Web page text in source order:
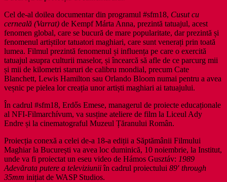
Cel de-al doilea documentar din programul #sfm18, Cusut cu
cerneală (Varrat) de Kempf Márta Anna, prezintă tatuajul, acest
fenomen global, care se bucură de mare popularitate, dar prezintă și
fenomenul artiștilor tatuatori maghiari, care sunt venerați prin toată
lumea. Filmul prezintă fenomenul și influența pe care o exercită
tatuajul asupra culturii maselor, și încearcă să afle de ce parcurg mii
și mii de kilometri staruri de calibru mondial, precum Cate
Blanchett, Lewis Hamilton sau Orlando Bloom numai pentru a avea
veșnic pe pielea lor creația unor artiști maghiari ai tatuajului.
În cadrul #sfm18, Erdős Emese, managerul de proiecte educaționale
al NFI-Filmarchívum, va susține ateliere de film la Liceul Ady
Endre și la cinematograful Muzeul Țăranului Român.
Proiecția conexă a celei de-a 18-a ediții a Săptămânii Filmului
Maghiar la București va avea loc duminică, 10 noiembrie, la Institut,
unde va fi proiectat un eseu video de Hámos Gusztáv: 1989
Adevărata putere a televiziuniiîn cadrul proiectului 89′ through
35mm inițiat de WASP Studios.